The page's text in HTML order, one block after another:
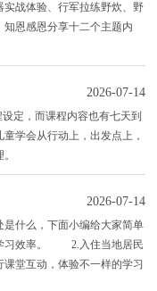
战体验、行军拉练野炊、野
恩感恩分享十二个主题内
2026-07-14
定，而课程内容也有七天到
学会从行动上，出发点上，
2026-07-14
什么，下面小编给大家简单
习效率。 2.入住当地居民
堂互动，体验不一样的学习